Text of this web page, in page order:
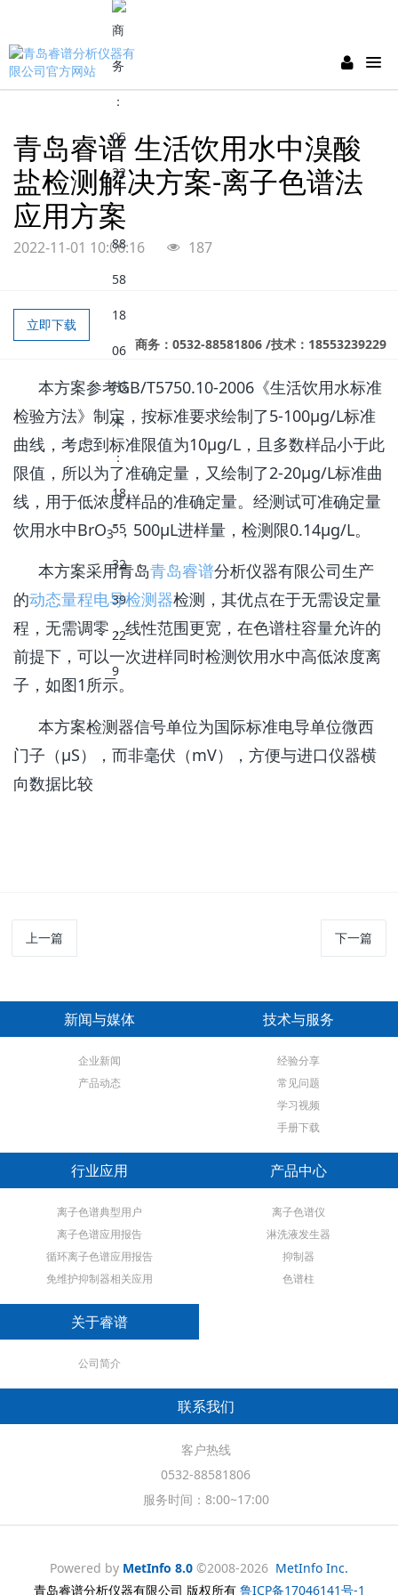
商务：0532-88581806 /技术：18553239229
青岛睿谱 生活饮用水中溴酸
盐检测解决方案-离子色谱法
应用方案
2022-11-01 10:06:16 187
立即下载
本方案参考GB/T5750.10-2006《生活饮用水标准
检验方法》制定，按标准要求绘制了5-100µg/L标准
曲线，考虑到标准限值为10µg/L，且多数样品小于此
限值，所以为了准确定量，又绘制了2-20µg/L标准曲
线，用于低浓度样品的准确定量。经测试可准确定量
饮用水中BrO3
-，500µL进样量，检测限0.14µg/L。
本方案采用青岛青岛睿谱分析仪器有限公司生产
的动态量程电导检测器检测，其优点在于无需设定量
程，无需调零，线性范围更宽，在色谱柱容量允许的
前提下，可以一次进样同时检测饮用水中高低浓度离
子，如图1所示。
本方案检测器信号单位为国际标准电导单位微西
门子（µS），而非毫伏（mV），方便与进口仪器横
向数据比较
上一篇 下一篇
新闻与媒体
企业新闻
产品动态
技术与服务
经验分享
常见问题
学习视频
手册下载
行业应用
离子色谱典型用户
离子色谱应用报告
循环离子色谱应用报告
免维护抑制器相关应用
产品中心
离子色谱仪
淋洗液发生器
抑制器
色谱柱
关于睿谱
公司简介
联系我们
客户热线
0532-88581806
服务时间：8:00~17:00
Powered by MetInfo 8.0 ©2008-2026 MetInfo Inc.
青岛睿谱分析仪器有限公司 版权所有 鲁ICP备17046141号-1